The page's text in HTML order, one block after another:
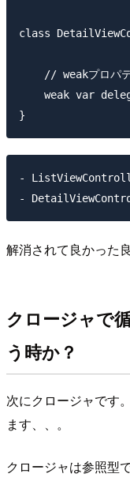
class
// weakプロパ
weak var
-
解消されて良かった
クロージャで
う時か？
次にクロージャです
ます、、。
クロージャは参照型